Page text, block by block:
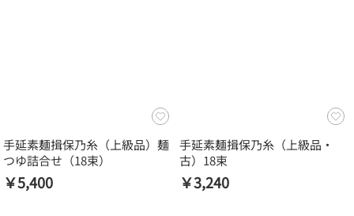
手延素麺揖保乃糸（上級品）麺
つゆ詰合せ（18束）
￥5,400
手延素麺揖保乃糸（上級品・
古）18束
￥3,240